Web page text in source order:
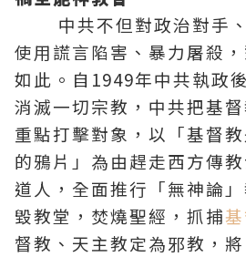
中共不但對政治對手、
使用謊言陷害、暴力屠殺
如此。自1949年中共執政
消滅一切宗教，中共把基督
重點打擊對象，以「基督教
的鴉片」為由趕走西方傳
道人，全面推行「無神論
毀教堂，焚燒聖經 ，抓捕
督教、天主教定為邪教，